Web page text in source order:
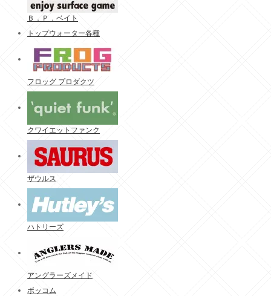
Ｂ．Ｐ．ベイト
トップウォーター各種
フロッグ プロダクツ
クワイエットファンク
ザウルス
ハトリーズ
アングラーズメイド
ボッコム